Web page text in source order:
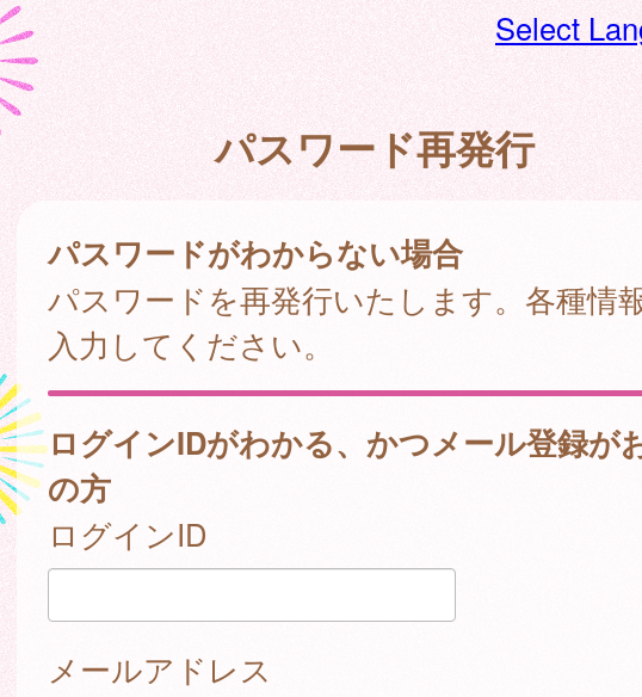
Select
パスワード再発行
パスワードがわからない場合
パスワードを再発行いたします。各種情
入力してください。
ログインIDがわかる、かつメール登録が
の方
ログインID
メールアドレス